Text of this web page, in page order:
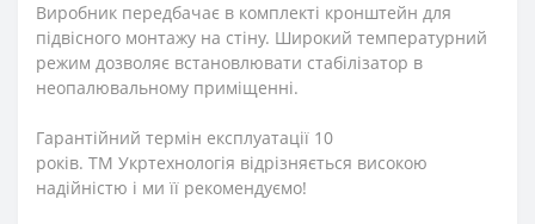
Виробник передбачає в комплекті кронштейн для
підвісного монтажу на стіну. Широкий температурний
режим дозволяє встановлювати стабілізатор в
неопалювальному приміщенні.
Гарантійний термін експлуатації 10
років. ТМ Укртехнологія відрізняється високою
надійністю і ми її рекомендуємо!